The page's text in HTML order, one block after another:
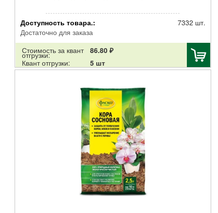
Доступность товара.:
Достаточно для заказа
7332 шт.
Стоимость за квант
отгрузки:
86.80 ₽
Квант отгрузки:
5 шт